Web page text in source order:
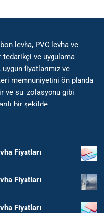
levha, PVC levha ve
tedarikçi ve uygulama
fiyatlarımız ve
memnuniyetini ön planda
ve su izolasyonu gibi
bir şekilde
Fiyatları
Fiyatları
Fiyatları